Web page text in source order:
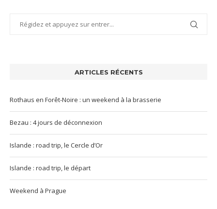
ARTICLES RÉCENTS
Rothaus en Forêt-Noire : un weekend à la brasserie
Bezau : 4 jours de déconnexion
Islande : road trip, le Cercle d’Or
Islande : road trip, le départ
Weekend à Prague